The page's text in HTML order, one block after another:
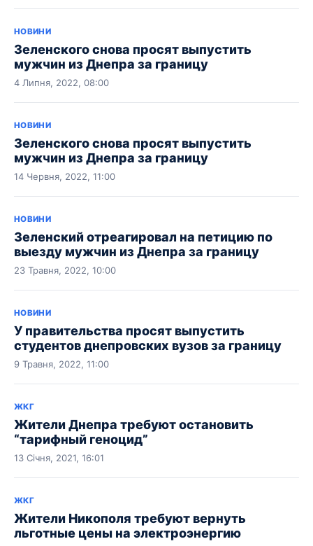
НОВИНИ
Зеленского снова просят выпустить
мужчин из Днепра за границу
4 Липня, 2022, 08:00
НОВИНИ
Зеленского снова просят выпустить
мужчин из Днепра за границу
14 Червня, 2022, 11:00
НОВИНИ
Зеленский отреагировал на петицию по
выезду мужчин из Днепра за границу
23 Травня, 2022, 10:00
НОВИНИ
У правительства просят выпустить
студентов днепровских вузов за границу
9 Травня, 2022, 11:00
ЖКГ
Жители Днепра требуют остановить
“тарифный геноцид”
13 Січня, 2021, 16:01
ЖКГ
Жители Никополя требуют вернуть
льготные цены на электроэнергию